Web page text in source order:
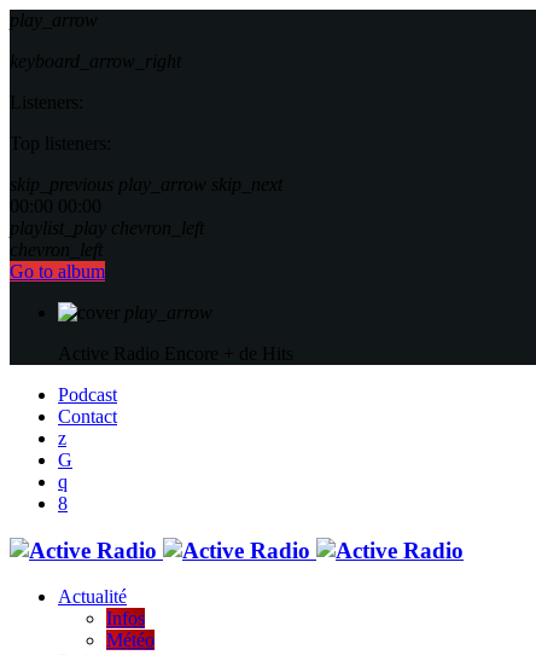
play_arrow
keyboard_arrow_right
Listeners:
Top listeners:
skip_previous play_arrow skip_next
00:00 00:00
playlist_play chevron_left
chevron_left
Go to album
play_arrow
Active Radio Encore + de Hits
Podcast
Contact
Actualité
Infos
Météo